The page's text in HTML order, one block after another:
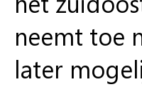
neemt toe
later